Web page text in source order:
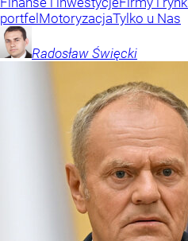
portfelMotoryzacjaTylko u Nas
Radosław Święcki